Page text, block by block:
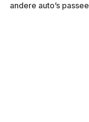
andere auto’s